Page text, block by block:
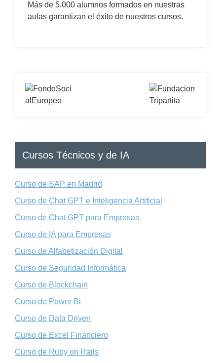
Más de 5.000 alumnos formados en nuestras
aulas garantizan el éxito de nuestros cursos.
Cursos Técnicos y de IA
Curso de SAP en Madrid
Curso de Chat GPT e Inteligencia Artificial
Curso de Chat GPT para Empresas
Curso de IA para Empresas
Curso de Alfabetización Digital
Curso de Seguridad Informática
Curso de Blockchain
Curso de Power Bi
Curso de Data Driven
Curso de Excel Financiero
Curso de Ruby on Rails